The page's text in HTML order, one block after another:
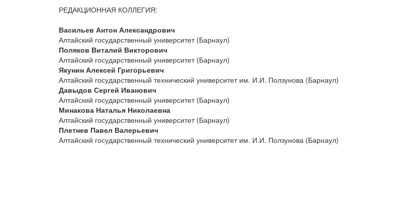
РЕДАКЦИОННАЯ КОЛЛЕГИЯ:
Васильев Антон Александрович
Алтайский государственный университет (Барнаул)
Поляков Виталий Викторович
Алтайский государственный университет (Барнаул)
Якунин Алексей Григорьевич
Алтайский государственный технический университет им. И.И. Ползунова (Барнаул)
Давыдов Сергей Иванович
Алтайский государственный университет (Барнаул)
Минакова Наталья Николаевна
Алтайский государственный университет (Барнаул)
Плетнев Павел Валерьевич
Алтайский государственный технический университет им. И.И. Ползунова (Барнаул)